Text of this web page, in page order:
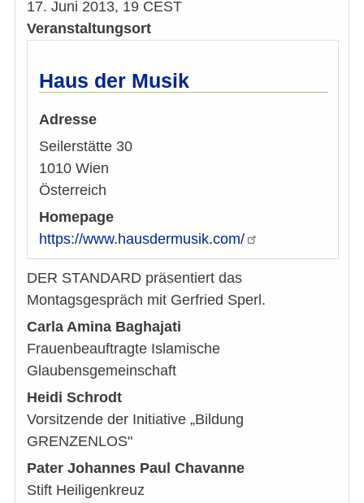
17. Juni 2013, 19 CEST
Veranstaltungsort
Haus der Musik
Adresse
Seilerstätte 30
1010 Wien
Österreich
Homepage
https://www.hausdermusik.com/
DER STANDARD präsentiert das
Montagsgespräch mit Gerfried Sperl.
Carla Amina Baghajati
Frauenbeauftragte Islamische
Glaubensgemeinschaft
Heidi Schrodt
Vorsitzende der Initiative „Bildung
GRENZENLOS"
Pater Johannes Paul Chavanne
Stift Heiligenkreuz